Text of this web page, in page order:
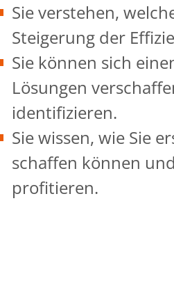
Sie verstehen,
Steigerung der
Sie können sich
Lösungen
identifizieren.
Sie wissen, wie Sie
schaffen können
profitieren.